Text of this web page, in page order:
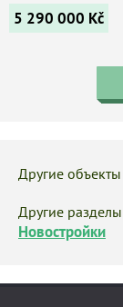
5 290 000 Kč
Другие
Другие разделы
Новостройки